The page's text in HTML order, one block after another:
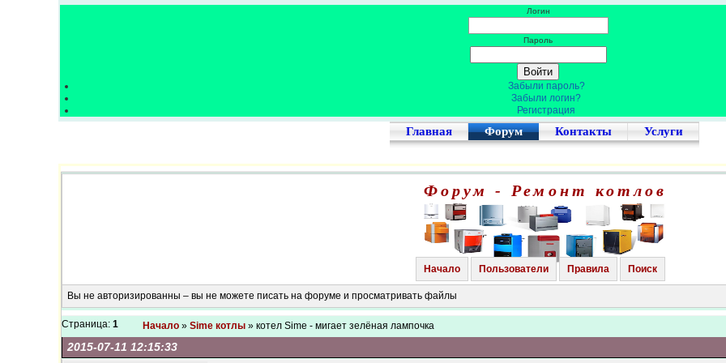
Логин
Пароль
Забыли пароль?
Забыли логин?
Регистрация
Главная Форум Контакты Услуги
Форум - Ремонт котлов
Начало Пользователи Правила Поиск
Вы не авторизированны – вы не можете писать на форуме и просматривать файлы
Страница: 1 Начало » Sime котлы » котел Sime - мигает зелёная лампочка
2015-07-11 12:15:33